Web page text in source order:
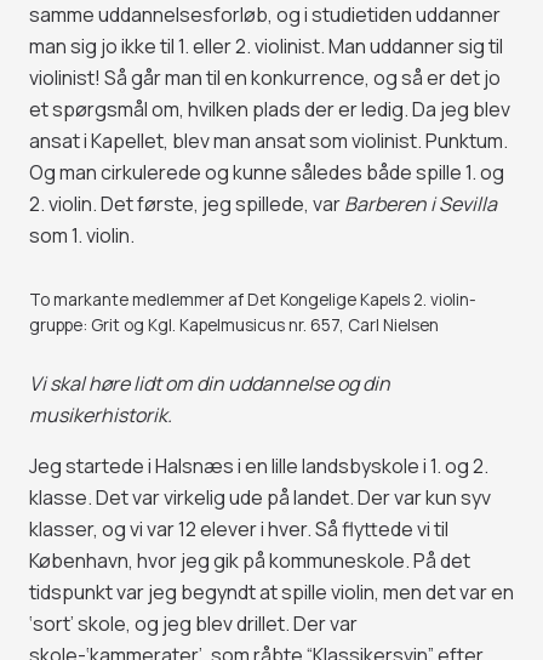
samme uddannelsesforløb, og i studietiden uddanner
man sig jo ikke til 1. eller 2. violinist. Man uddanner sig til
violinist! Så går man til en konkurrence, og så er det jo
et spørgsmål om, hvilken plads der er ledig. Da jeg blev
ansat i Kapellet, blev man ansat som violinist. Punktum.
Og man cirkulerede og kunne således både spille 1. og
2. violin. Det første, jeg spillede, varBarberen i Sevilla
som 1. violin.
To markante medlemmer af Det Kongelige Kapels 2. violin-
gruppe: Grit og Kgl. Kapelmusicus nr. 657, Carl Nielsen
Vi skal høre lidt om din uddannelse og din
musikerhistorik.
Jeg startede i Halsnæs i en lille landsbyskole i 1. og 2.
klasse. Det var virkelig ude på landet. Der var kun syv
klasser, og vi var 12 elever i hver. Så flyttede vi til
København, hvor jeg gik på kommuneskole. På det
tidspunkt var jeg begyndt at spille violin, men det var en
‘sort’ skole, og jeg blev drillet. Der var